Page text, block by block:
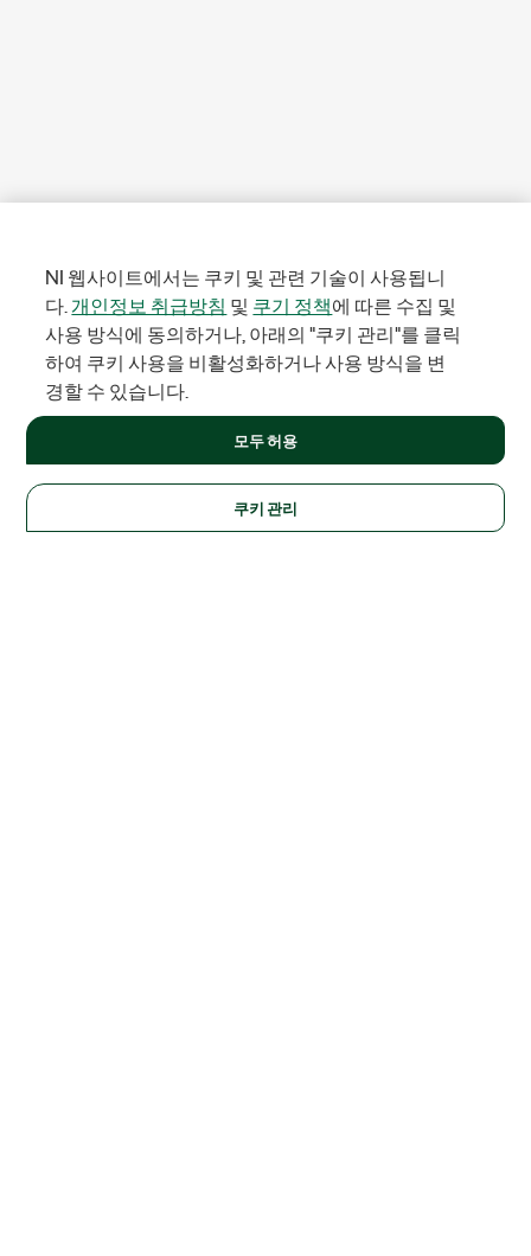
NI 웹사이트에서는 쿠키 및 관련 기술이 사용됩니
다.개인정보 취급방침 및 쿠기 정책에 따른 수집 및
사용 방식에 동의하거나, 아래의 "쿠키 관리"를 클릭
하여 쿠키 사용을 비활성화하거나 사용 방식을 변
경할 수 있습니다.
쿠키 관리
모두 허용